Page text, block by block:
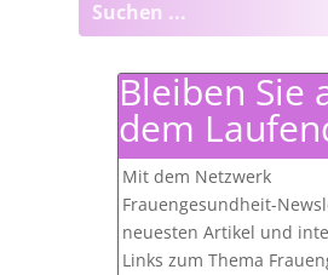
Bleiben Sie
dem
Mit dem Netzwerk
Frauengesundheit-
neuesten Artikel und
Links zum Thema